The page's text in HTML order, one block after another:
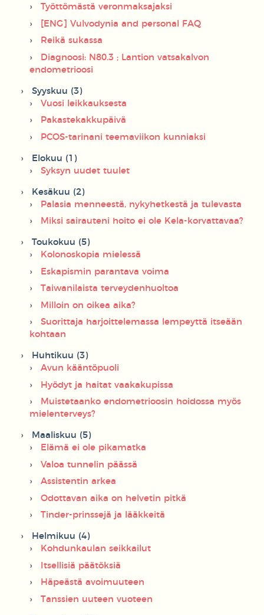
Työttömästä veronmaksajaksi
[ENG] Vulvodynia and personal FAQ
Reikä sukassa
Diagnoosi: N80.3 ; Lantion vatsakalvon
endometrioosi
Syyskuu (3)
Vuosi leikkauksesta
Pakastekakkupäivä
PCOS-tarinani teemaviikon kunniaksi
Elokuu (1)
Syksyn uudet tuulet
Kesäkuu (2)
Palasia menneestä, nykyhetkestä ja tulevasta
Miksi sairauteni hoito ei ole Kela-korvattavaa?
Toukokuu (5)
Kolonoskopia mielessä
Eskapismin parantava voima
Taiwanilaista terveydenhuoltoa
Milloin on oikea aika?
Suorittaja harjoittelemassa lempeyttä itseään
kohtaan
Huhtikuu (3)
Avun kääntöpuoli
Hyödyt ja haitat vaakakupissa
Muistetaanko endometrioosin hoidossa myös
mielenterveys?
Maaliskuu (5)
Elämä ei ole pikamatka
Valoa tunnelin päässä
Assistentin arkea
Odottavan aika on helvetin pitkä
Tinder-prinssejä ja lääkkeitä
Helmikuu (4)
Kohdunkaulan seikkailut
Itsellisiä päätöksiä
Häpeästä avoimuuteen
Tanssien uuteen vuoteen